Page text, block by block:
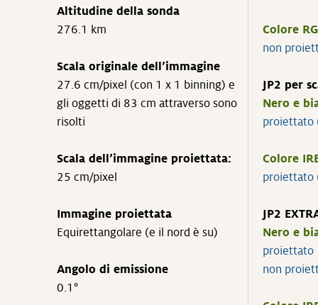
Altitudine della sonda
276.1 km
Scala originale dell’immagine
27.6 cm/pixel (con 1 x 1 binning) e
gli oggetti di 83 cm attraverso sono
risolti
Scala dell’immagine proiettata:
25 cm/pixel
Immagine proiettata
Equirettangolare (e il nord è su)
Angolo di emissione
0.1°
Colore
non
JP2 per
Nero e
proiettato
Colore
proiettato
JP2
Nero e
proiettato
non